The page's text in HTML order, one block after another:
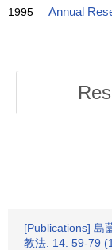
1995 Annual
[Publications] 島
教法. 14. 59-79